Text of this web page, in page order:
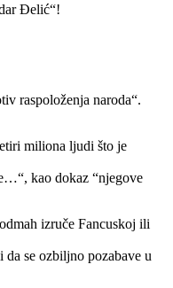
Đelić“!
raspoloženja naroda“.
miliona ljudi što je
kao dokaz “njegove
izruče Fancuskoj ili
se ozbiljno pozabave u